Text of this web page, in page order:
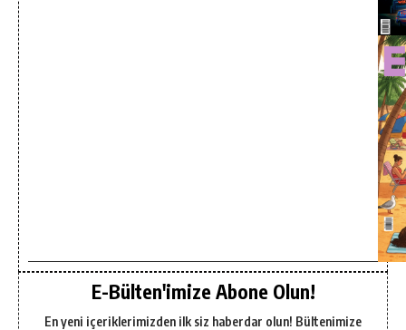
E-Bülten'imize Abone Olun!
En yeni içeriklerimizden ilk siz haberdar olun! Bültenimize